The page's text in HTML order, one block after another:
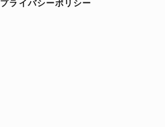
プライバシーポリシー